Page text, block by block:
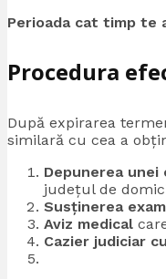
Perioada cat timp te
Procedura
După expirarea
similară cu cea a
Depunerea unei
județul de
Susținerea
Aviz medical
Cazier judiciar